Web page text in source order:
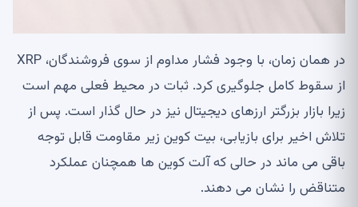
در همان زمان، با وجود فشار مداوم از سوی فروشندگان، XRP
از سقوط کامل جلوگیری کرد. ثبات در محیط فعلی مهم است
زیرا بازار بزرگتر ارزهای دیجیتال نیز در حال گذار است. پس از
تلاش اخیر برای بازیابی، بیت کوین زیر مقاومت قابل توجه
باقی می ماند در حالی که آلت کوین ها همچنان عملکرد
متناقض را نشان می دهند.